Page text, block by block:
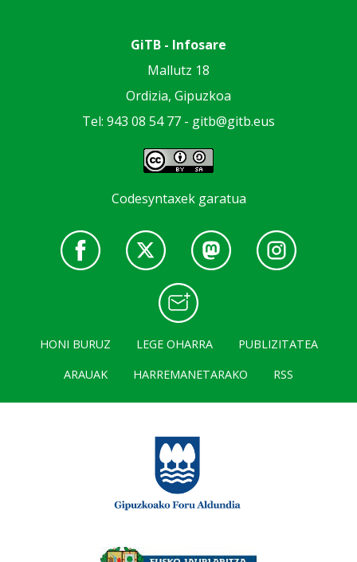
GiTB - Infosare
Mallutz 18
Ordizia, Gipuzkoa
Tel: 943 08 54 77 - gitb@gitb.eus
Codesyntaxek garatua
HONI BURUZ LEGE OHARRA
PUBLIZITATEA
ARAUAK
HARREMANETARAKO RSS